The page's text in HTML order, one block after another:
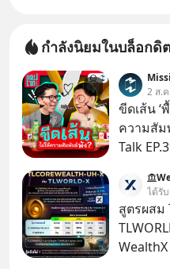
กำลังนิยมในบล็อกดิ
2 ส.
ขีดเส้น ‘
ความสัม
Talk
ตั้งกำแพ
ที่เราเอ
ก่อน แต่พ
ตัวเองดู
ได้รั
สูตรผสม